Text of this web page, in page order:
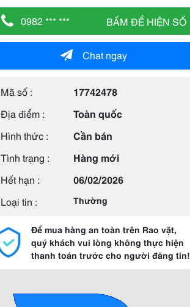
0982 *** *** BẤM ĐỂ HIỆN SỐ
Chat ngay
Mã số :
17742478
Địa điểm :
Toàn quốc
Hình thức :
Cần bán
Tình trạng :
Hàng mới
Hết hạn :
06/02/2026
Loại tin :
Thường
Để mua hàng an toàn trên Rao vặt,
quý khách vui lòng không thực hiện
thanh toán trước cho người đăng tin!